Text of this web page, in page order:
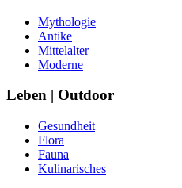
Mythologie
Antike
Mittelalter
Moderne
Leben | Outdoor
Gesundheit
Flora
Fauna
Kulinarisches